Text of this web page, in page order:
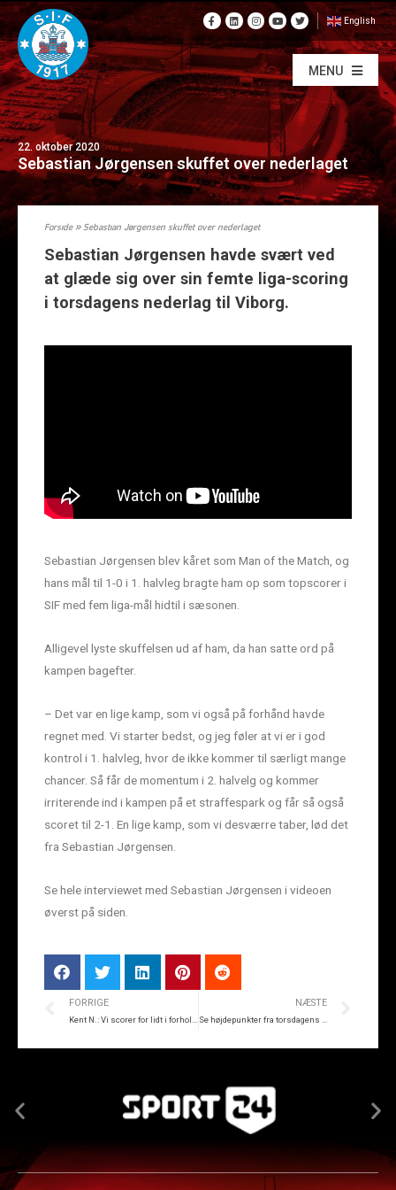
English
MENU
22. oktober 2020
Sebastian Jørgensen skuffet over nederlaget
Forside»Sebastian Jørgensen skuffet over nederlaget
Sebastian Jørgensen havde svært ved
at glæde sig over sin femte liga-scoring
i torsdagens nederlag til Viborg.
Sebastian Jørgensen blev kåret som Man of the Match, og
hans mål til 1-0 i 1. halvleg bragte ham op som topscorer i
SIF med fem liga-mål hidtil i sæsonen.
Alligevel lyste skuffelsen ud af ham, da han satte ord på
kampen bagefter.
– Det var en lige kamp, som vi også på forhånd havde
regnet med. Vi starter bedst, og jeg føler at vi er i god
kontrol i 1. halvleg, hvor de ikke kommer til særligt mange
chancer. Så får de momentum i 2. halvelg og kommer
irriterende ind i kampen på et straffespark og får så også
scoret til 2-1. En lige kamp, som vi desværre taber, lød det
fra Sebastian Jørgensen.
Se hele interviewet med Sebastian Jørgensen i videoen
øverst på siden.
FORRIGE NÆSTE